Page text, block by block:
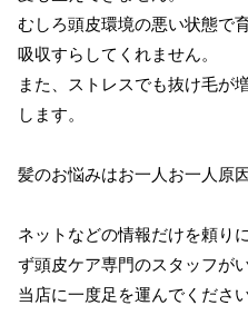
むしろ頭皮環境の悪い状態で
吸収すらしてくれません。
また、ストレスでも抜け毛が
します。
髪のお悩みはお一人お一人原
ネットなどの情報だけを頼り
ず頭皮ケア専門のスタッフが
当店に一度足を運んでください